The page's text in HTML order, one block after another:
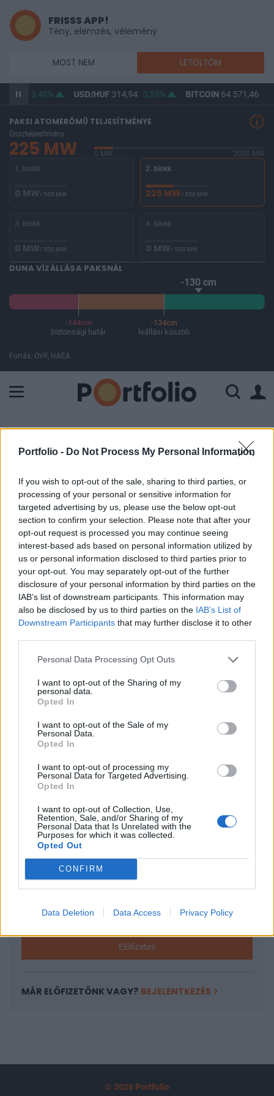
Portfolio - Do Not Process My Personal Information
If you wish to opt-out of the sale, sharing to third parties, or
processing of your personal or sensitive information for
targeted advertising by us, please use the below opt-out
section to confirm your selection. Please note that after your
opt-out request is processed you may continue seeing
interest-based ads based on personal information utilized by
us or personal information disclosed to third parties prior to
your opt-out. You may separately opt-out of the further
disclosure of your personal information by third parties on the
IAB’s list of downstream participants. This information may
also be disclosed by us to third parties on the IAB’s List of
Downstream Participants that may further disclose it to other
Personal Data Processing Opt Outs
I want to opt-out of the Sharing of my
personal data.
Opted In
I want to opt-out of the Sale of my
Personal Data.
Opted In
I want to opt-out of processing my
Personal Data for Targeted Advertising.
Opted In
I want to opt-out of Collection, Use,
Retention, Sale, and/or Sharing of my
Personal Data that Is Unrelated with the
Purposes for which it was collected.
Opted Out
CONFIRM
Data Deletion Data Access Privacy Policy
FRISSS APP!
Tény, elemzés, vélemény
MOST NEM LETÖLTÖM
0,48% USD/HUF314,94 0,59% BITCOIN64 571,46 -
PAKSI ATOMERŐMŰ TELJESÍTMÉNYE
Összteljesítmény
225 MW 0 MW
2000 MW
1. blokk
0 MW/ 500 MW
2. blokk
225 MW/ 500 MW
3. blokk
0 MW/ 500 MW
4. blokk
0 MW/ 500 MW
DUNA VÍZÁLLÁSA PAKSNÁL
-130 cm
-144cm
biztonsági határ
-134cm
leállási küszöb
Forrás: OVF, HAEA
második legnagyobb gazdasága
Portfolio
2016. szeptember 05. 08:59
A kínai bankok árnyékhitel-állománya a
felügyeleti nyomás ellenére folyamatosan nő, a
kockázatos vagyonkezelési termékek állománya
viszont csökkenhet egy optimista elemző szerint
az alacsony hozamoknak és az új szabályoknak
köszönhetően.
A kínai bankok árnyékhitel-állománya nőtt az idei év első
félévében, hiába próbál a felügyelet leszámolni az
átláthatatlan hitelezési ügyletekkel, amelyek a kínai
árnyékhitelezés, vagyis minden olyan hitel, ami a felügyelet
hatáskörén kívül esik, elsősorban a kis- és közepes méretű
KEDVES OLVASÓNK!
A keresett cikk a portfolio.hu hírarchívumához
tartozik, melynek olvasása előfizetéses
regisztrációhoz kötött.
Az előfizetés a következőket tartalmazza:
kötéslistái
Előfizetés
MÁR ELŐFIZETŐNK VAGY? BEJELENTKEZÉS
© 2026 Portfolio